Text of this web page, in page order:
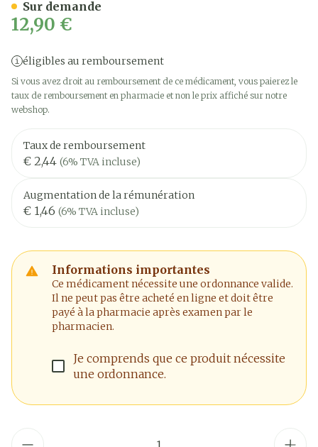
12,90 €
éligibles au remboursement
Si vous avez droit au remboursement de ce médicament, vous paierez le
taux de remboursement en pharmacie et non le prix affiché sur notre
webshop.
Taux de remboursement
€ 2,44 (6% TVA incluse)
Augmentation de la rémunération
€ 1,46 (6% TVA incluse)
Informations importantes
Ce médicament nécessite une ordonnance valide.
Il ne peut pas être acheté en ligne et doit être
payé à la pharmacie après examen par le
pharmacien.
Je comprends que ce produit nécessite
une ordonnance.
Sur demande